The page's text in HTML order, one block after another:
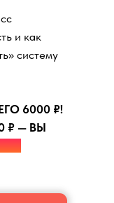
и как
систему
6000 ₽!
₽ — ВЫ
₽